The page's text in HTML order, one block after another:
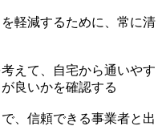
軽減するために、常に清
えて、自宅から通いやす
良いかを確認する
、信頼できる事業者と出